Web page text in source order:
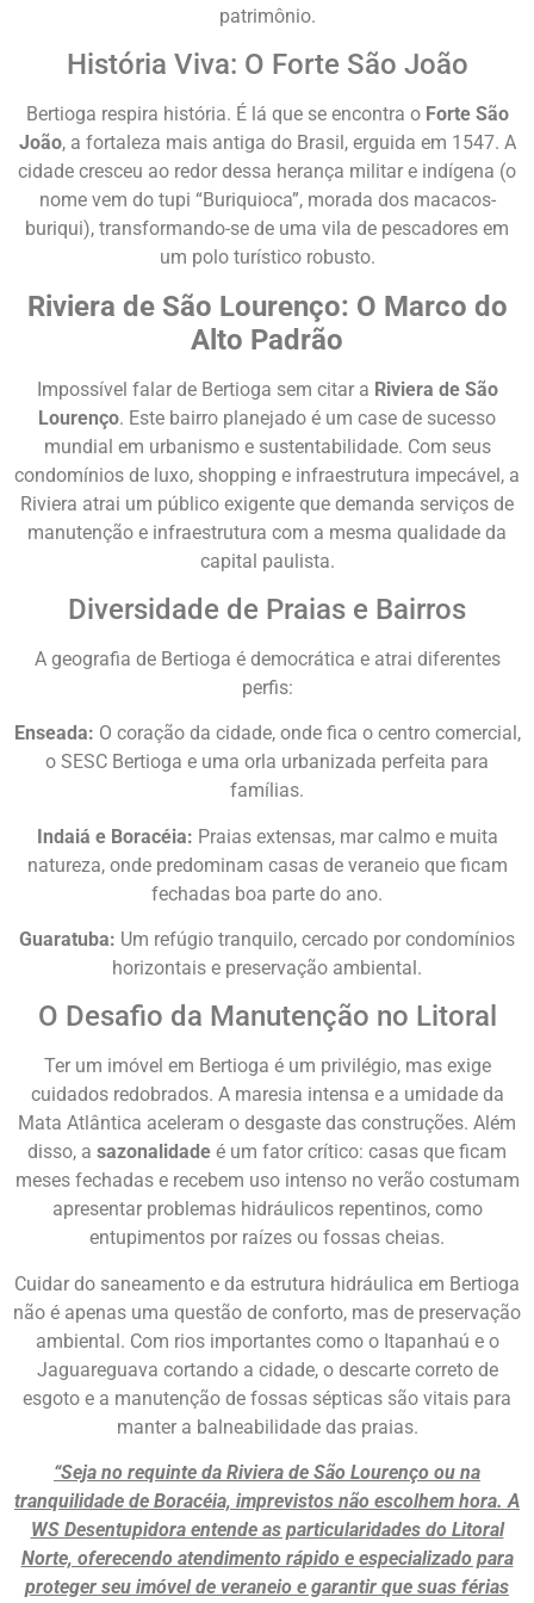
patrimônio.
História Viva: O Forte São João
Bertioga respira história. É lá que se encontra o Forte São
João, a fortaleza mais antiga do Brasil, erguida em 1547. A
cidade cresceu ao redor dessa herança militar e indígena (o
nome vem do tupi “Buriquioca”, morada dos macacos-
buriqui), transformando-se de uma vila de pescadores em
um polo turístico robusto.
Riviera de São Lourenço: O Marco do
Alto Padrão
Impossível falar de Bertioga sem citar a Riviera de São
Lourenço. Este bairro planejado é um case de sucesso
mundial em urbanismo e sustentabilidade. Com seus
condomínios de luxo, shopping e infraestrutura impecável, a
Riviera atrai um público exigente que demanda serviços de
manutenção e infraestrutura com a mesma qualidade da
capital paulista.
Diversidade de Praias e Bairros
A geografia de Bertioga é democrática e atrai diferentes
perfis:
Enseada: O coração da cidade, onde fica o centro comercial,
o SESC Bertioga e uma orla urbanizada perfeita para
famílias.
Indaiá e Boracéia: Praias extensas, mar calmo e muita
natureza, onde predominam casas de veraneio que ficam
fechadas boa parte do ano.
Guaratuba: Um refúgio tranquilo, cercado por condomínios
horizontais e preservação ambiental.
O Desafio da Manutenção no Litoral
Ter um imóvel em Bertioga é um privilégio, mas exige
cuidados redobrados. A maresia intensa e a umidade da
Mata Atlântica aceleram o desgaste das construções. Além
disso, a sazonalidade é um fator crítico: casas que ficam
meses fechadas e recebem uso intenso no verão costumam
apresentar problemas hidráulicos repentinos, como
entupimentos por raízes ou fossas cheias.
Cuidar do saneamento e da estrutura hidráulica em Bertioga
não é apenas uma questão de conforto, mas de preservação
ambiental. Com rios importantes como o Itapanhaú e o
Jaguareguava cortando a cidade, o descarte correto de
esgoto e a manutenção de fossas sépticas são vitais para
manter a balneabilidade das praias.
“Seja no requinte da Riviera de São Lourenço ou na
tranquilidade de Boracéia, imprevistos não escolhem hora. A
WS Desentupidora entende as particularidades do Litoral
Norte, oferecendo atendimento rápido e especializado para
proteger seu imóvel de veraneio e garantir que suas férias